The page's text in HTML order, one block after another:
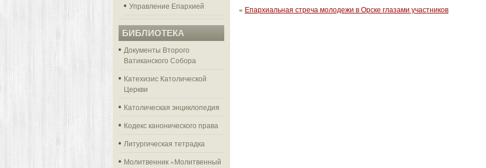
Управление Епархией
БИБЛИОТЕКА
Документы Второго
Ватиканского Собора
Катехизис Католической
Церкви
Католическая энциклопедия
Кодекс канонического права
Литургическая тетрадка
Молитвенник «Молитвенный
« Епархиальная стреча молодежи в Орске глазами участников